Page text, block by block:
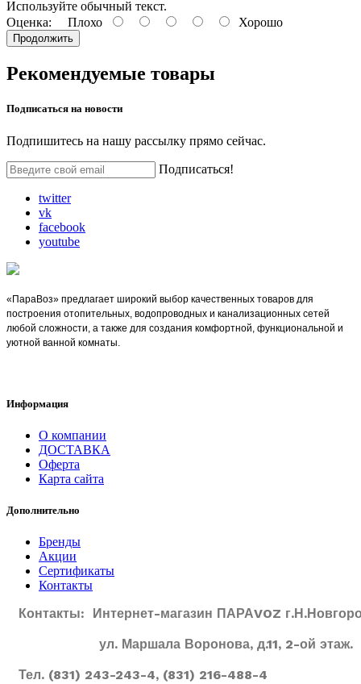
Используйте обычный текст.
Оценка: Плохо Хорошо
Продолжить
Рекомендуемые товары
Подписаться на новости
Подпишитесь на нашу рассылку прямо сейчас.
Подписаться!
twitter
vk
facebook
youtube
«ПараВоз» предлагает широкий выбор качественных товаров для
построения отопительных, водопроводных и канализационных сетей
любой сложности, а также для создания комфортной, функциональной и
уютной ванной комнаты.
Информация
О компании
ДОСТАВКА
Оферта
Карта сайта
Дополнительно
Бренды
Акции
Сертификаты
Контакты
Контакты: Интернет-магазин ПАРАVOZ
ул. Маршала Воронова, д.11, 2-ой этаж.
Тел. (831) 243-243-4, (831) 216-488-4